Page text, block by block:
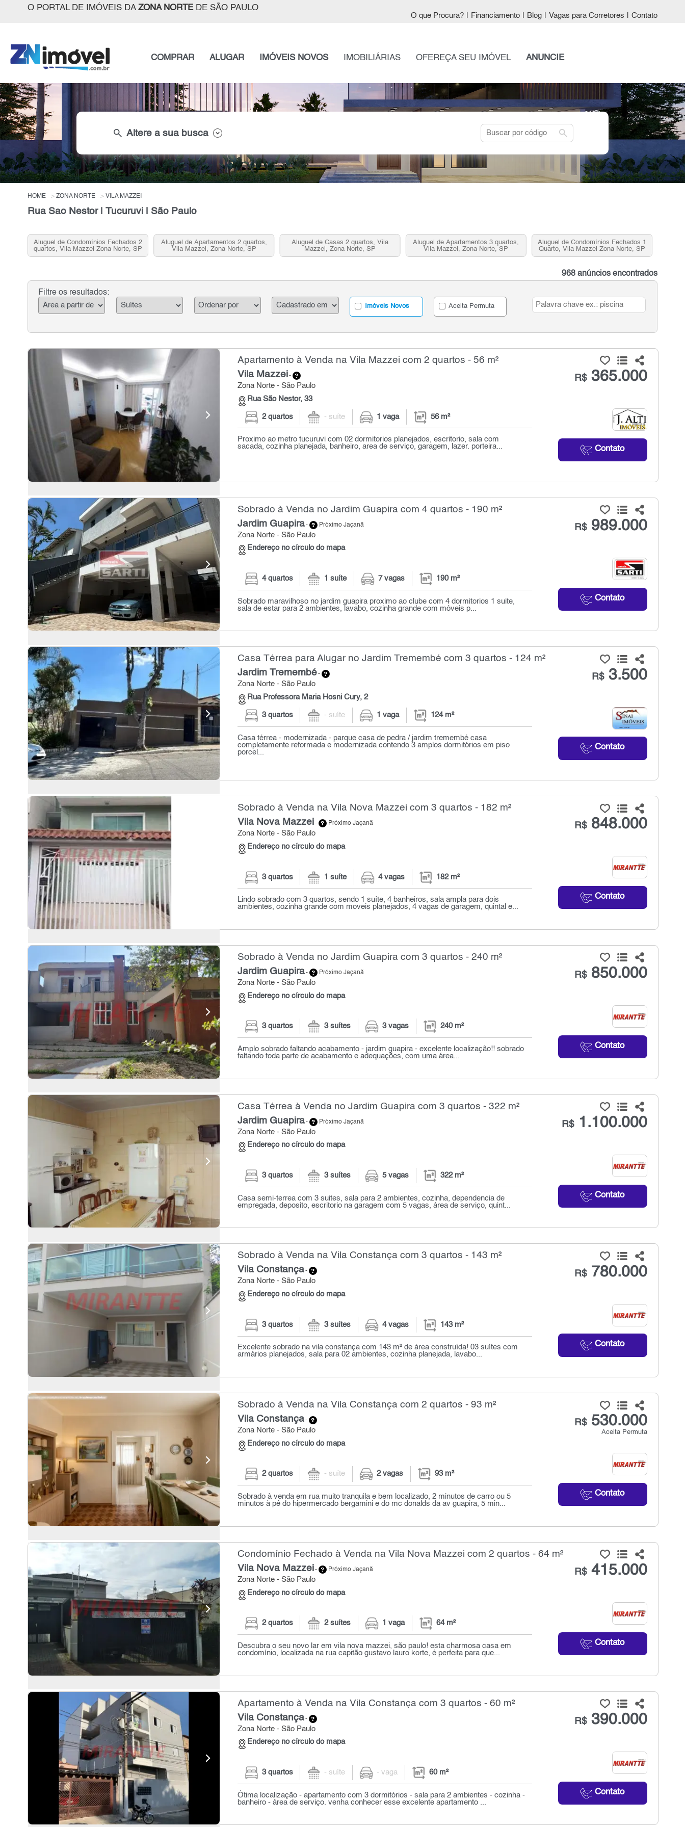
O PORTAL DE IMÓVEIS DA ZONA NORTEDE SÃO PAULO
O que Procura? Financiamento Blog Vagas para Corretores Contato
COMPRAR ALUGAR IMÓVEIS NOVOS IMOBILIÁRIAS OFEREÇA SEU IMÓVEL ANUNCIE
search Altere a sua busca search
HOME ZONA NORTE VILA MAZZEI
Rua Sao Nestor | Tucuruvi | São Paulo
Aluguel de Condomínios Fechados 2
quartos, Vila Mazzei Zona Norte, SP
Aluguel de Apartamentos 2 quartos,
Vila Mazzei, Zona Norte, SP
Aluguel de Casas 2 quartos, Vila
Mazzei, Zona Norte, SP
Aluguel de Apartamentos 3 quartos,
Vila Mazzei, Zona Norte, SP
Aluguel de Condomínios Fechados 1
Quarto, Vila Mazzei Zona Norte, SP
968 anúncios encontrados
Filtre os resultados:
Imóveis Novos Aceita Permuta
Apartamento à Venda na Vila Mazzei com 2 quartos - 56 m²
Vila Mazzei-
Zona Norte - São Paulo
Rua São Nestor, 33
R$365.000
Contato
2 quartos - suíte 1 vaga 56 m²
Proximo ao metro tucuruvi com 02 dormitorios planejados, escritorio, sala com
sacada, cozinha planejada, banheiro, area de serviço, garagem, lazer. porteira...
Sobrado à Venda no Jardim Guapira com 4 quartos - 190 m²
Jardim Guapira- Próximo Jaçanã
Zona Norte - São Paulo
Endereço no círculo do mapa
R$989.000
Contato
4 quartos 1 suíte 7 vagas 190 m²
Sobrado maravilhoso no jardim guapira proximo ao clube com 4 dormitorios 1 suite,
sala de estar para 2 ambientes, lavabo, cozinha grande com móveis p...
Casa Térrea para Alugar no Jardim Tremembé com 3 quartos - 124 m²
Jardim Tremembé-
Zona Norte - São Paulo
Rua Professora Maria Hosni Cury, 2
R$3.500
Contato
3 quartos - suíte 1 vaga 124 m²
Casa térrea - modernizada - parque casa de pedra / jardim tremembé casa
completamente reformada e modernizada contendo 3 amplos dormitórios em piso
porcel...
Sobrado à Venda na Vila Nova Mazzei com 3 quartos - 182 m²
Vila Nova Mazzei- Próximo Jaçanã
Zona Norte - São Paulo
Endereço no círculo do mapa
R$848.000
Contato
3 quartos 1 suíte 4 vagas 182 m²
Lindo sobrado com 3 quartos, sendo 1 suíte, 4 banheiros, sala ampla para dois
ambientes, cozinha grande com moveis planejados, 4 vagas de garagem, quintal e...
Sobrado à Venda no Jardim Guapira com 3 quartos - 240 m²
Jardim Guapira- Próximo Jaçanã
Zona Norte - São Paulo
Endereço no círculo do mapa
R$850.000
Contato
3 quartos 3 suítes 3 vagas 240 m²
Amplo sobrado faltando acabamento - jardim guapira - excelente localização!! sobrado
faltando toda parte de acabamento e adequações, com uma área...
Casa Térrea à Venda no Jardim Guapira com 3 quartos - 322 m²
Jardim Guapira- Próximo Jaçanã
Zona Norte - São Paulo
Endereço no círculo do mapa
R$1.100.000
Contato
3 quartos 3 suítes 5 vagas 322 m²
Casa semi-terrea com 3 suites, sala para 2 ambientes, cozinha, dependencia de
empregada, deposito, escritorio na garagem com 5 vagas, área de serviço, quint...
Sobrado à Venda na Vila Constança com 3 quartos - 143 m²
Vila Constança-
Zona Norte - São Paulo
Endereço no círculo do mapa
R$780.000
Contato
3 quartos 3 suítes 4 vagas 143 m²
Excelente sobrado na vila constança com 143 m² de área construída! 03 suítes com
armários planejados, sala para 02 ambientes, cozinha planejada, lavabo...
Sobrado à Venda na Vila Constança com 2 quartos - 93 m²
Vila Constança-
Zona Norte - São Paulo
Endereço no círculo do mapa
R$530.000
Aceita Permuta
Contato
2 quartos - suíte 2 vagas 93 m²
Sobrado à venda em rua muito tranquila e bem localizado, 2 minutos de carro ou 5
minutos à pé do hipermercado bergamini e do mc donalds da av guapira, 5 min...
Condomínio Fechado à Venda na Vila Nova Mazzei com 2 quartos - 64 m²
Vila Nova Mazzei- Próximo Jaçanã
Zona Norte - São Paulo
Endereço no círculo do mapa
R$415.000
Contato
2 quartos 2 suítes 1 vaga 64 m²
Descubra o seu novo lar em vila nova mazzei, são paulo! esta charmosa casa em
condomínio, localizada na rua capitão gustavo lauro korte, é perfeita para que...
Apartamento à Venda na Vila Constança com 3 quartos - 60 m²
Vila Constança-
Zona Norte - São Paulo
Endereço no círculo do mapa
R$390.000
Contato
3 quartos - suíte - vaga 60 m²
Ótima localização - apartamento com 3 dormitórios - sala para 2 ambientes - cozinha -
banheiro - área de serviço. venha conhecer esse excelente apartamento ...